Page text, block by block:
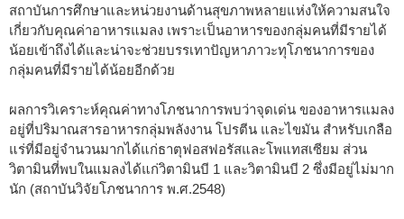
สถาบันการศึกษาและหน่วยงานด้านสุขภาพหลายแห่งให้ความสนใจ
เกี่ยวกับคุณค่าอาหารแมลง เพราะเป็นอาหารของกลุ่มคนที่มีรายได้
น้อยเข้าถึงได้และน่าจะช่วยบรรเทาปัญหาภาวะทุโภชนาการของ
กลุ่มคนที่มีรายได้น้อยอีกด้วย
ผลการวิเคราะห์คุณค่าทางโภชนาการพบว่าจุดเด่น ของอาหารแมลง
อยู่ที่ปริมาณสารอาหารกลุ่มพลังงาน โปรตีน และไขมัน สำหรับเกลือ
แร่ที่มีอยู่จำนวนมากได้แก่ธาตุฟอสฟอรัสและโพแทสเซียม ส่วน
วิตามินที่พบในแมลงได้แก่วิตามินบี 1 และวิตามินบี 2 ซึ่งมีอยู่ไม่มาก
นัก (สถาบันวิจัยโภชนาการ พ.ศ.2548)